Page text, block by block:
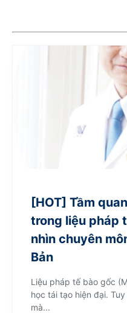
[HOT] Tầm
trong liệu pháp
nhìn chuyên
Bản
Liệu pháp tế bào gốc
học tái tạo hiện đại.
mà...